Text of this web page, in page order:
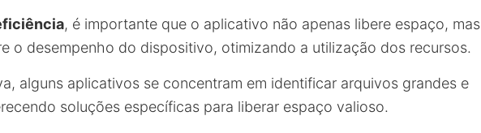
, é importante que o aplicativo não apenas libere espaço, mas
o desempenho do dispositivo, otimizando a utilização dos recursos.
alguns aplicativos se concentram em identificar arquivos grandes e
soluções específicas para liberar espaço valioso.